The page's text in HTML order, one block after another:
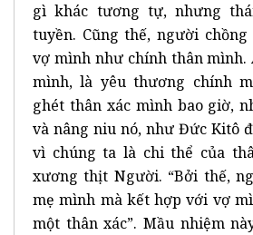
gì khác tương tự, nhưng
tuyền. Cũng thế, người
vợ mình như chính thân
mình, là yêu thương chính
ghét thân xác mình bao giờ,
và nâng niu nó, như Đức Kitô
vì chúng ta là chi thể của
xương thịt Người. “Bởi thế,
mẹ mình mà kết hợp với vợ
một thân xác”. Mầu nhiệm